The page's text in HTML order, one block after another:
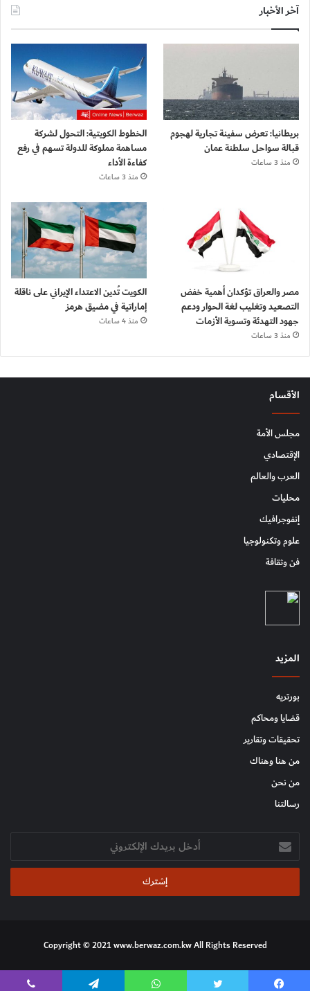
آخر الأخبار
بريطانيا: تعرض سفينة تجارية لهجوم
قبالة سواحل سلطنة عمان
منذ 3 ساعات
الخطوط الكويتية: التحول لشركة
مساهمة مملوكة للدولة تسهم في رفع
كفاءة الأداء
منذ 3 ساعات
مصر والعراق تؤكدان أهمية خفض
التصعيد وتغليب لغة الحوار ودعم
جهود التهدئة وتسوية الأزمات
منذ 3 ساعات
الكويت تُدين الاعتداء الإيراني على ناقلة
إماراتية في مضيق هرمز
منذ 4 ساعات
الأقسام
مجلس الأمة
الإقتصادي
العرب والعالم
محليات
إنفوجرافيك
علوم وتكنولوجيا
فن وثقافة
المزيد
بورتريه
قضايا ومحاكم
تحقيقات وتقارير
من هنا وهناك
من نحن
رسالتنا
أدخل
بريدك
الإلكتروني
Copyright © 2021 www.berwaz.com.kw All Rights Reserved